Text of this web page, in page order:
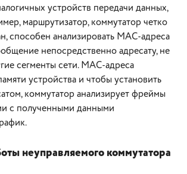
устройств передачи данных,
маршрутизатор, коммутатор четко
способен анализировать МАС-адреса
непосредственно адресату, не
сегменты сети. МАС-адреса
устройства и чтобы установить
коммутатор анализирует фреймы
с полученными данными
неуправляемого коммутатора